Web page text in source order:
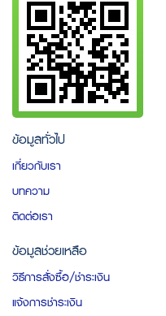
ข้อมูลทั่วไป
เกี่ยวกับเรา
บทความ
ติดต่อเรา
ข้อมูลช่วยเหลือ
วิธีการสั่งซื้อ/ชำระเงิน
แจ้งการชำระเงิน